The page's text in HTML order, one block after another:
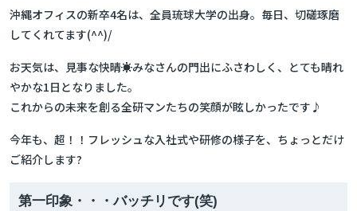
沖縄オフィスの新卒4名は、全員琉球大学の出身。毎日、切磋琢磨
してくれてます(^^)/
お天気は、見事な快晴☀みなさんの門出にふさわしく、とても晴れ
やかな1日となりました。
これからの未来を創る全研マンたちの笑顔が眩しかったです♪
今年も、超！！フレッシュな入社式や研修の様子を、ちょっとだけ
ご紹介します?
第一印象・・・バッチリです(笑)